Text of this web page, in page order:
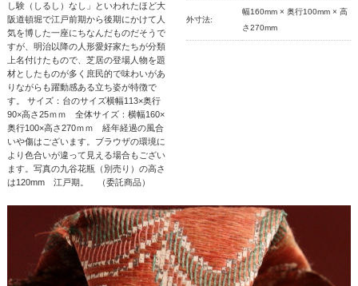
し験（しるし）なし」といわれたほど大
阪道頓堀で江戸前期から後期にかけて人
気を博した一座にちなんだものだそうで
すが、明治以降の人形愛好家たちが分類
上名付けたもので、芝居の登場人物を題
材としたものが多く庶民的で味わいがあ
りながらも躍動感ある立ち姿が特徴で
す。 サイズ：台のサイズ横幅113×奥行
90×高さ25ｍｍ 全体サイズ：横幅160×
奥行100×高さ270ｍｍ 経年経過の風合
いや傷はございます。ブラウザの環境に
より色合いが違って見える場合もござい
ます。写真の九谷花瓶（別売り）の高さ
は120mm 江戸期。 （委託商品）
外寸法:
幅160mm × 奥行100mm × 高
さ270mm